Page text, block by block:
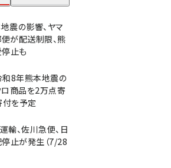
震の影響、ヤマ
便が配送制限、熊
止も
和8年熊本地震の
商品を2万点寄
付を予定
輸、佐川急便、日
止が発生（7/28